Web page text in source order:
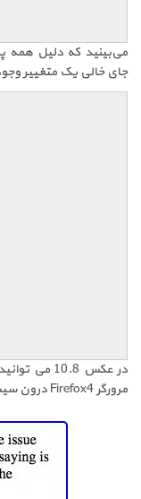
جای خالی یک متغییر
در عکس
مرورگر Firefox4 درون سیستم عامل mac به دست آمده است: